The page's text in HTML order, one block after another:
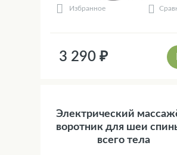
Избранное
3 290 ₽
Электрический
воротник для шеи
всего тела